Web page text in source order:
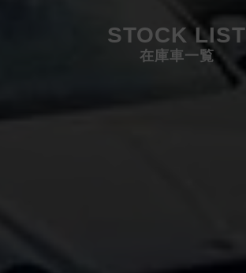
STOCK LIST
在庫車一覧